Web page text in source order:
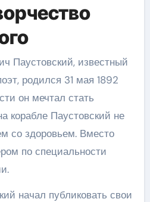
Паустовский, известный
родился 31 мая 1892
он мечтал стать
корабле Паустовский не
со здоровьем. Вместо
по специальности
начал публиковать свои